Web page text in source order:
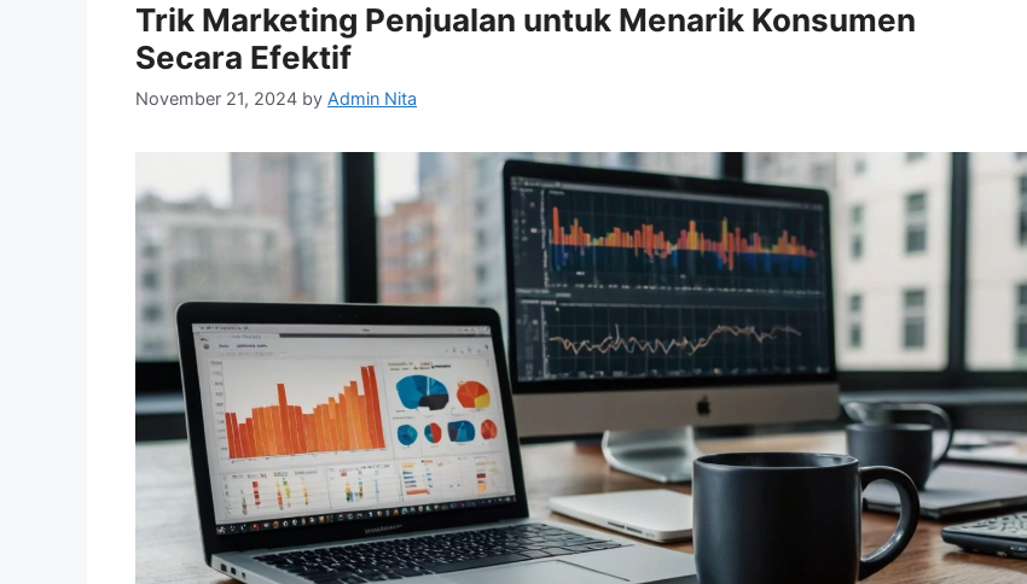
Trik Marketing Penjualan untuk Menarik Konsumen
Secara Efektif
November 21, 2024 by Admin Nita